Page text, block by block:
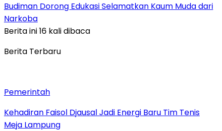
Budiman Dorong Edukasi Selamatkan Kaum Muda dari
Narkoba
Berita ini 16 kali dibaca
Berita Terbaru
Pemerintah
Kehadiran Faisol Djausal Jadi Energi Baru Tim Tenis
Meja Lampung